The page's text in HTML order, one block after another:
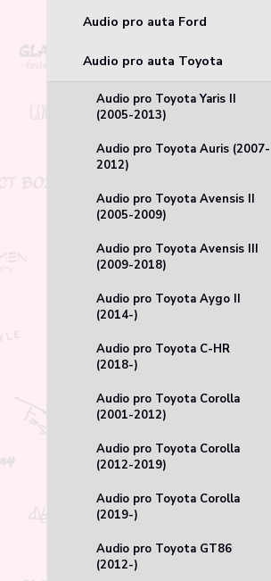
Audio pro auta Ford
Audio pro auta Toyota
Audio pro Toyota Yaris II
(2005-2013)
Audio pro Toyota Auris (2007-
2012)
Audio pro Toyota Avensis II
(2005-2009)
Audio pro Toyota Avensis III
(2009-2018)
Audio pro Toyota Aygo II
(2014-)
Audio pro Toyota C-HR
(2018-)
Audio pro Toyota Corolla
(2001-2012)
Audio pro Toyota Corolla
(2012-2019)
Audio pro Toyota Corolla
(2019-)
Audio pro Toyota GT86
(2012-)